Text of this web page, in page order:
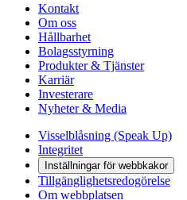
Kontakt
Om oss
Hållbarhet
Bolagsstyrning
Produkter & Tjänster
Karriär
Investerare
Nyheter & Media
Visselblåsning (Speak Up)
Integritet
Inställningar för webbkakor
Tillgänglighetsredogörelse
Om webbplatsen